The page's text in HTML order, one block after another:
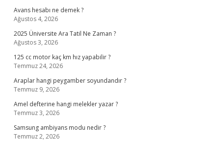
Avans hesabı ne demek ?
Ağustos 4, 2026
2025 Üniversite Ara Tatil Ne Zaman ?
Ağustos 3, 2026
125 cc motor kaç km hız yapabilir ?
Temmuz 24, 2026
Araplar hangi peygamber soyundandır ?
Temmuz 9, 2026
Amel defterine hangi melekler yazar ?
Temmuz 3, 2026
Samsung ambiyans modu nedir ?
Temmuz 2, 2026